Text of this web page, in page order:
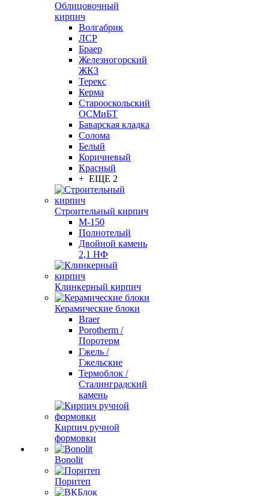
Облицовочный
кирпич
Волгабрик
ЛСР
Браер
Железногорский
ЖКЗ
Терекс
Керма
Старооскольский
ОСМиБТ
Баварская кладка
Солома
Белый
Коричневый
Красный
+ ЕЩЕ 2
Строительный кирпич
М-150
Полнотелый
Двойной камень
2,1 НФ
Клинкерный кирпич
Керамические блоки
Braer
Porotherm /
Поротерм
Гжель /
Гжельские
Термоблок /
Сталинградский
камень
Кирпич ручной
формовки
Bonolit
Поритеп